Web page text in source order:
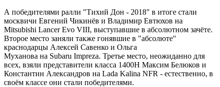
А победителями ралли "Тихий Дон - 2018" в итоге стали
москвичи Евгений Чикинёв и Владимир Евтюхов на
Mitsubishi Lancer Evo VIII, выступавшие в абсолютном зачёте.
Второе место заняли также гонявшие в "абсолюте"
краснодарцы Алексей Савенко и Ольга
Муханова на Subaru Impreza. Третье место, неожиданно для
всех, взяли представители класса 1400H Максим Белюков и
Константин Александров на Lada Kalina NFR - естественно, в
своём классе они стали победителями.